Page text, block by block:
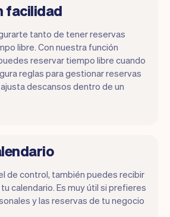
facilidad
tanto de tener reservas
libre. Con nuestra función
reservar tiempo libre cuando
reglas para gestionar reservas
descansos dentro de un
de control, también puedes recibir
calendario. Es muy útil si prefieres
y las reservas de tu negocio